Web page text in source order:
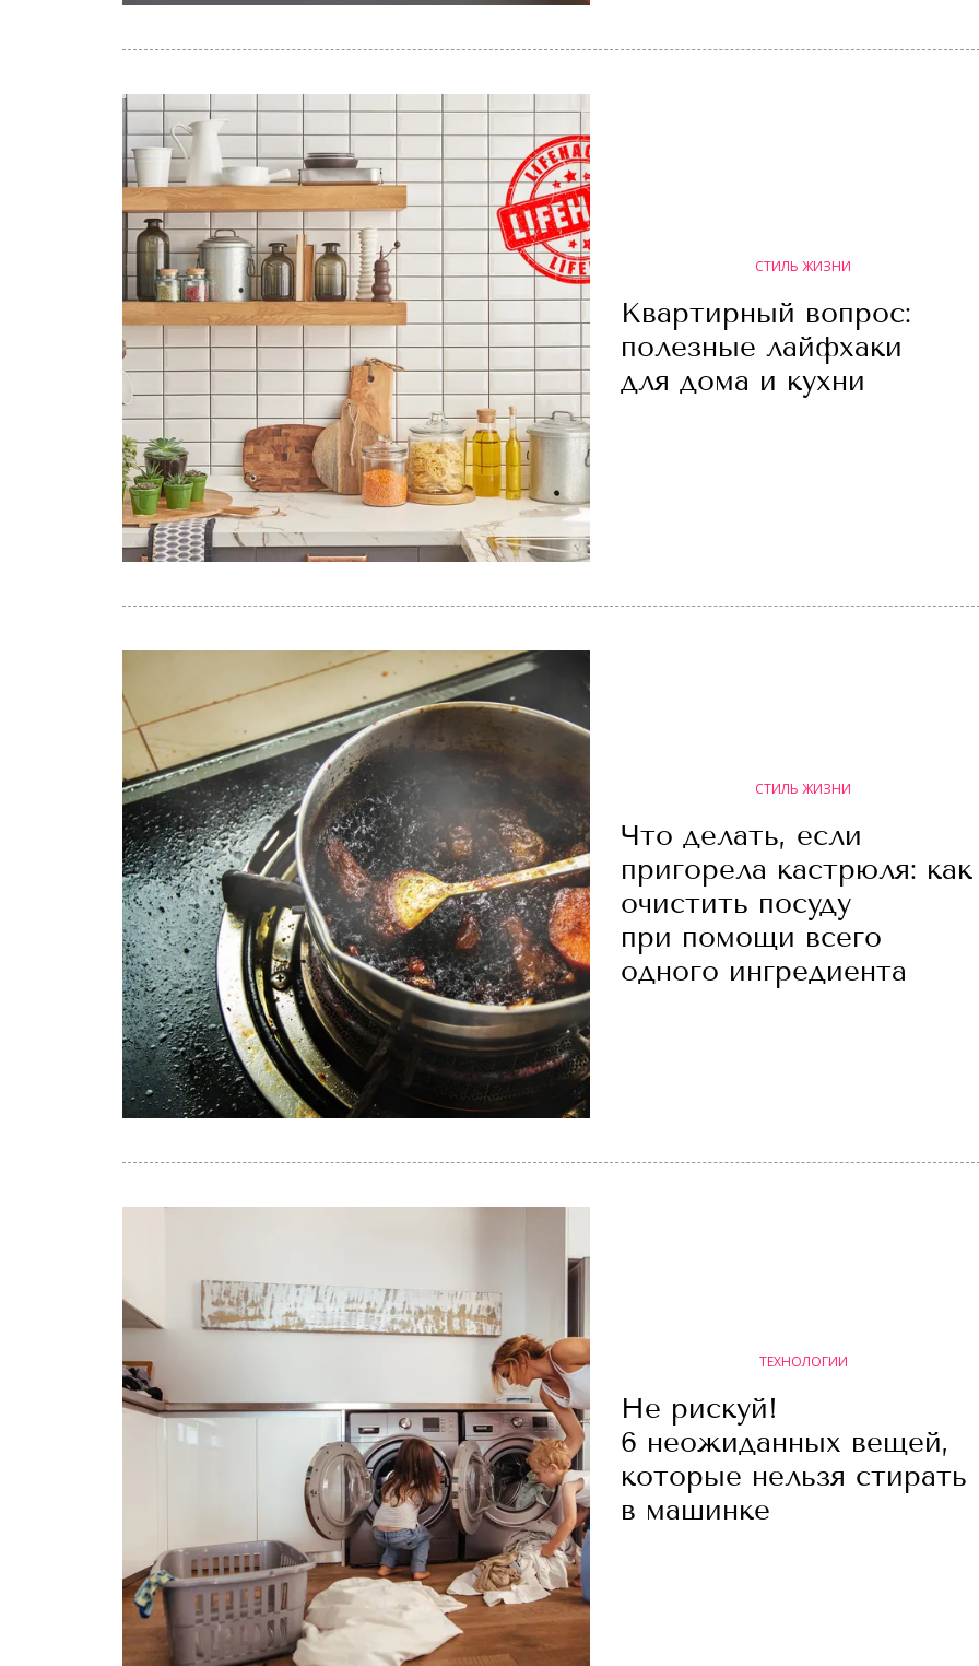
СТИЛЬ ЖИЗНИ
Квартирный вопрос:
полезные лайфхаки
для дома и кухни
СТИЛЬ ЖИЗНИ
Что делать, если
пригорела кастрюля: как
очистить посуду
при помощи всего
одного ингредиента
ТЕХНОЛОГИИ
Не рискуй!
6 неожиданных вещей,
которые нельзя стирать
в машинке